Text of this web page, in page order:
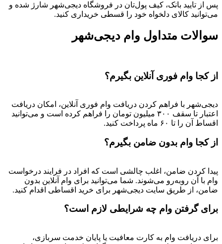
پس از تایید بانک، کیف پول‌تان در فروشگاه دیجی‌شهر شارژ شده و
می‌توانید کالای دلخواه خود را قسطی خریداری کنید.
سوالات متداول وام دیجی‌شهر
از کجا وام فوری آنلاین بگیرم؟
دیجی‌شهر با فراهم کردن دریافت وام فوری آنلاین، امکان دریافت
اعتبار تا سقف ۳۰۰ میلیون تومان را فراهم کرده است و می‌توانید
اقساط آن را تا ۶۰ ماه پرداخت کنید.
از کجا وام بدون ضامن بگیرم؟
پیدا کردن ضامن، اغلب چالشی است که افراد در فرایند درخواست
وام با آن روبه‌رو می‌شوند. شما می‌توانید برای وام آنلاین بدون
ضامن، از طریق سایت دیجی‌شهر برای خرید اقساطی اقدام کنید.
برای گرفتن وام چه شرایطی لازم است؟
برای دریافت وام به کارت معافیت یا پایان خدمت سربازی،